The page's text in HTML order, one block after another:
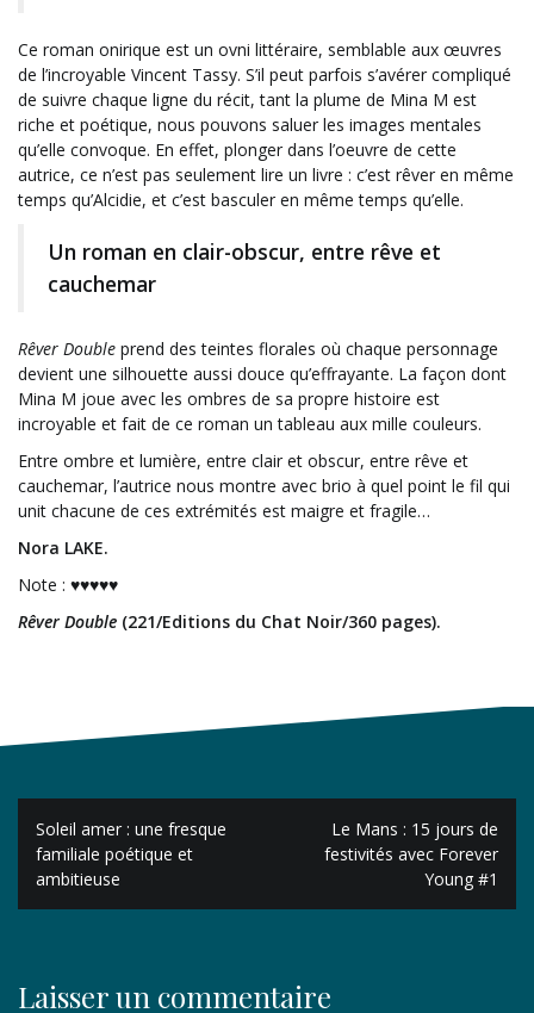
Ce roman onirique est un ovni littéraire, semblable aux œuvres
de l’incroyable Vincent Tassy. S’il peut parfois s’avérer compliqué
de suivre chaque ligne du récit, tant la plume de Mina M est
riche et poétique, nous pouvons saluer les images mentales
qu’elle convoque. En effet, plonger dans l’oeuvre de cette
autrice, ce n’est pas seulement lire un livre : c’est rêver en même
temps qu’Alcidie, et c’est basculer en même temps qu’elle.
Un roman en clair-obscur, entre rêve et
cauchemar
Rêver Double prend des teintes florales où chaque personnage
devient une silhouette aussi douce qu’effrayante. La façon dont
Mina M joue avec les ombres de sa propre histoire est
incroyable et fait de ce roman un tableau aux mille couleurs.
Entre ombre et lumière, entre clair et obscur, entre rêve et
cauchemar, l’autrice nous montre avec brio à quel point le fil qui
unit chacune de ces extrémités est maigre et fragile…
Nora LAKE.
Note : ♥♥♥♥♥
Rêver Double (221/Editions du Chat Noir/360 pages).
Navigation
de
l’article
Soleil amer : une fresque
familiale poétique et
ambitieuse
Le Mans : 15 jours de
festivités avec Forever
Young #1
Laisser un commentaire